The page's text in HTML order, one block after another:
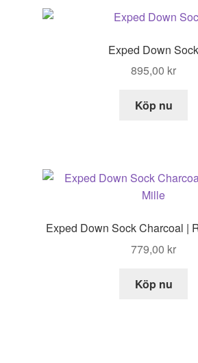
Exped Down Sock
895,00 kr
Köp nu
Exped Down Sock Charcoal |
779,00 kr
Köp nu